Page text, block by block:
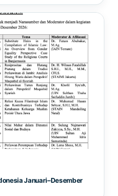
Januari–Desember